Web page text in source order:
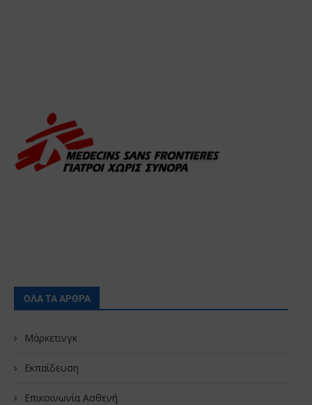
ΟΛΑ ΤΑ ΑΡΘΡΑ
Μάρκετινγκ
Εκπαίδευση
Επικοινωνία Ασθενή